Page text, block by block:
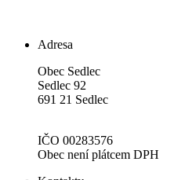
Adresa
Obec Sedlec
Sedlec 92
691 21 Sedlec
IČO 00283576
Obec není plátcem DPH